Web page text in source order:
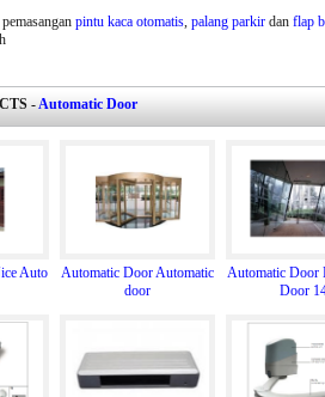
pintu kaca otomatis, palang parkirdan flap
-Automatic Door
Auto
Automatic Door Automatic
door
Automatic Door
Door